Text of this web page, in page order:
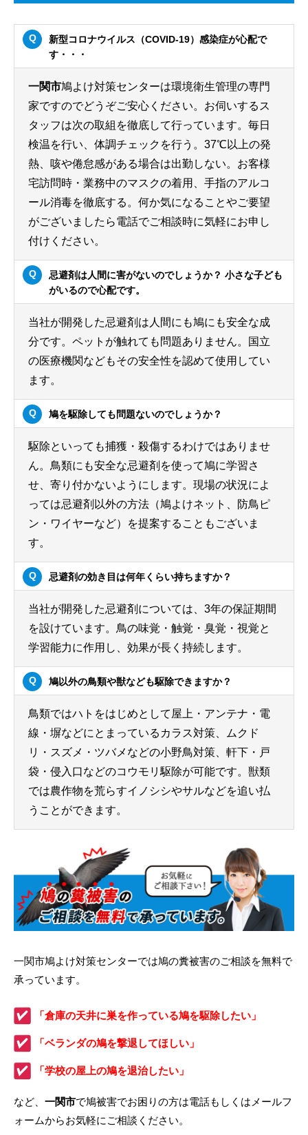
新型コロナウイルス（COVID-19）感染症が心配で
す・・・
一関市鳩よけ対策センターは環境衛生管理の専門
家ですのでどうぞご安心ください。お伺いするス
タッフは次の取組を徹底して行っています。毎日
検温を行い、体調チェックを行う。37℃以上の発
熱、咳や倦怠感がある場合は出勤しない。お客様
宅訪問時・業務中のマスクの着用、手指のアルコ
ール消毒を徹底する。何か気になることやご要望
がございましたら電話でご相談時に気軽にお申し
付けください。
忌避剤は人間に害がないのでしょうか？ 小さな子ども
がいるので心配です。
当社が開発した忌避剤は人間にも鳩にも安全な成
分です。ペットが触れても問題ありません。国立
の医療機関などもその安全性を認めて使用してい
ます。
鳩を駆除しても問題ないのでしょうか？
駆除といっても捕獲・殺傷するわけではありませ
ん。鳥類にも安全な忌避剤を使って鳩に学習さ
せ、寄り付かないようにします。現場の状況によ
っては忌避剤以外の方法（鳩よけネット、防鳥ピ
ン・ワイヤーなど）を提案することもございま
す。
忌避剤の効き目は何年くらい持ちますか？
当社が開発した忌避剤については、3年の保証期間
を設けています。鳥の味覚・触覚・臭覚・視覚と
学習能力に作用し、効果が長く持続します。
鳩以外の鳥類や獣なども駆除できますか？
鳥類ではハトをはじめとして屋上・アンテナ・電
線・塀などにとまっているカラス対策、ムクド
リ・スズメ・ツバメなどの小野鳥対策、軒下・戸
袋・侵入口などのコウモリ駆除が可能です。獣類
では農作物を荒らすイノシシやサルなどを追い払
うことができます。
一関市鳩よけ対策センターでは鳩の糞被害のご相談を無料で
承っています。
「倉庫の天井に巣を作っている鳩を駆除したい」
「ベランダの鳩を撃退してほしい」
「学校の屋上の鳩を退治したい」
など、 一関市で鳩被害でお困りの方は電話もしくはメールフ
ォームからお気軽にご相談ください。